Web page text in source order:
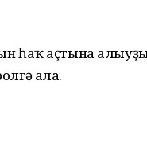
һаҡ аҫтына
ала.